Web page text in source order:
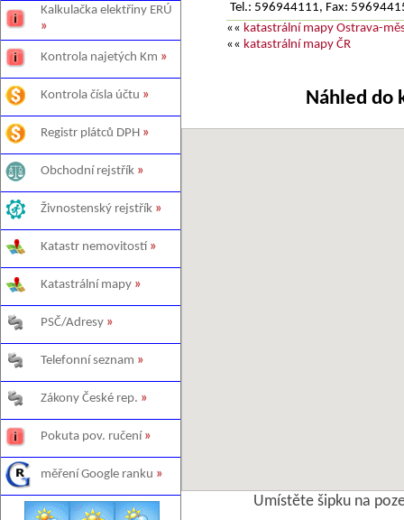
Kalkulačka elektřiny ERÚ
»
Kontrola najetých Km »
Kontrola čísla účtu »
Registr plátců DPH »
Obchodní rejstřík »
Živnostenský rejstřík »
Katastr nemovitostí »
Katastrální mapy »
PSČ/Adresy »
Telefonní seznam »
Zákony České rep. »
Pokuta pov. ručení »
měření Google ranku »
Tel.: 596944111, Fax:
«« katastrální mapy Ostrava-
«« katastrální mapy ČR
Náhled do
Umístěte šipku na